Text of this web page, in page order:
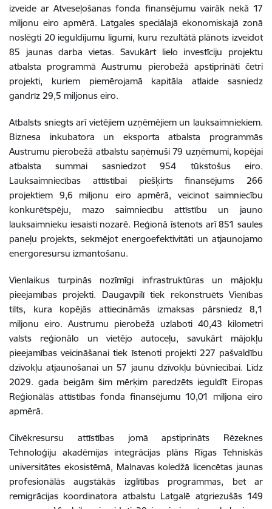
izveide ar Atveseļošanas fonda finansējumu vairāk nekā 17
miljonu eiro apmērā. Latgales speciālajā ekonomiskajā zonā
noslēgti 20 ieguldījumu līgumi, kuru rezultātā plānots izveidot
85 jaunas darba vietas. Savukārt lielo investīciju projektu
atbalsta programmā Austrumu pierobežā apstiprināti četri
projekti, kuriem piemērojamā kapitāla atlaide sasniedz
gandrīz 29,5 miljonus eiro.
Atbalsts sniegts arī vietējiem uzņēmējiem un lauksaimniekiem.
Biznesa inkubatora un eksporta atbalsta programmās
Austrumu pierobežā atbalstu saņēmuši 79 uzņēmumi, kopējai
atbalsta summai sasniedzot 954 tūkstošus eiro.
Lauksaimniecības attīstībai piešķirts finansējums 266
projektiem 9,6 miljonu eiro apmērā, veicinot saimniecību
konkurētspēju, mazo saimniecību attīstību un jauno
lauksaimnieku iesaisti nozarē. Reģionā īstenots arī 851 saules
paneļu projekts, sekmējot energoefektivitāti un atjaunojamo
energoresursu izmantošanu.
Vienlaikus turpinās nozīmīgi infrastruktūras un mājokļu
pieejamības projekti. Daugavpilī tiek rekonstruēts Vienības
tilts, kura kopējās attiecināmās izmaksas pārsniedz 8,1
miljonu eiro. Austrumu pierobežā uzlaboti 40,43 kilometri
valsts reģionālo un vietējo autoceļu, savukārt mājokļu
pieejamības veicināšanai tiek īstenoti projekti 227 pašvaldību
dzīvokļu atjaunošanai un 57 jaunu dzīvokļu būvniecībai. Līdz
2029. gada beigām šim mērķim paredzēts ieguldīt Eiropas
Reģionālās attīstības fonda finansējumu 10,01 miljona eiro
apmērā.
Cilvēkresursu attīstības jomā apstiprināts Rēzeknes
Tehnoloģiju akadēmijas integrācijas plāns Rīgas Tehniskās
universitātes ekosistēmā, Malnavas koledžā licencētas jaunas
profesionālās augstākās izglītības programmas, bet ar
remigrācijas koordinatora atbalstu Latgalē atgriezušās 149